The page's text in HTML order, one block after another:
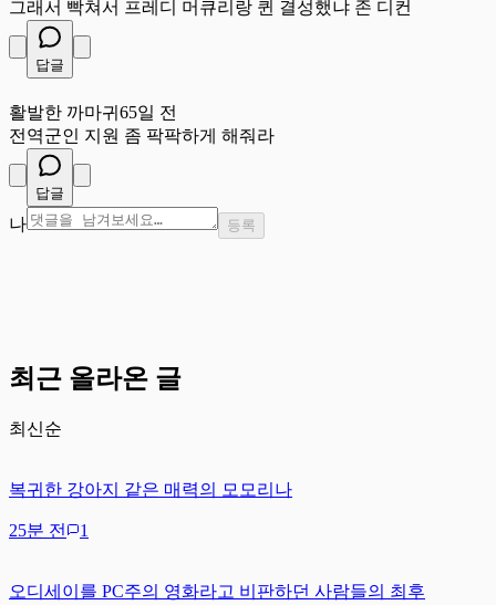
그래서 빡쳐서 프레디 머큐리랑 퀸 결성했냐 존 디컨
답글
활발한 까마귀 65일 전
전역군인 지원 좀 팍팍하게 해줘라
답글
나 등록
최근 올라온 글
최신순
복귀한 강아지 같은 매력의 모모리나
25분 전 1
오디세이를 PC주의 영화라고 비판하던 사람들의 최후